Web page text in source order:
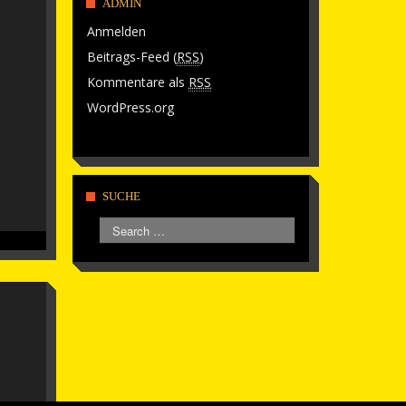
ADMIN
Anmelden
Beitrags-Feed (RSS)
Kommentare als RSS
WordPress.org
SUCHE